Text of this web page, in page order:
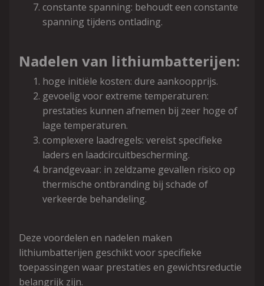
constante spanning: behoudt een constante
spanning tijdens ontlading.
Nadelen van lithiumbatterijen:
hoge initiële kosten: dure aankoopprijs.
gevoelig voor extreme temperaturen:
prestaties kunnen afnemen bij zeer hoge of
lage temperaturen.
complexere laadregels: vereist specifieke
laders en laadcircuitbescherming.
brandgevaar: in zeldzame gevallen risico op
thermische ontbranding bij schade of
verkeerde behandeling.
Deze voordelen en nadelen maken
lithiumbatterijen geschikt voor specifieke
toepassingen waar prestaties en gewichtsreductie
belangrijk zijn.